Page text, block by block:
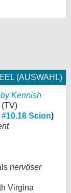
(AUSWAHL)
Kennish
#10.16 Scion)
nervöser
Virgina